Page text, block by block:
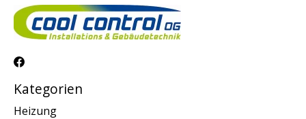
Kategorien
Heizung